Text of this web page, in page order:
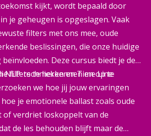
kijkt, wordt bepaald door
je geheugen is opgeslagen. Vaak
filters met ons mee, oude
beslissingen, die onze huidige
Deze cursus biedt je de
filters te herkennen en op te
NLP-technieken en Time Line
we hoe jij jouw ervaringen
je emotionele ballast zoals oude
of verdriet loskoppelt van de
de les behouden blijft maar de